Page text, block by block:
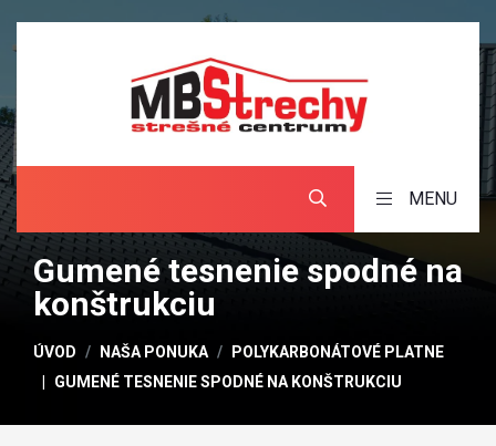
MENU
Gumené tesnenie spodné na
konštrukciu
ÚVOD NAŠA PONUKA
POLYKARBONÁTOVÉ PLATNE
GUMENÉ TESNENIE SPODNÉ NA KONŠTRUKCIU